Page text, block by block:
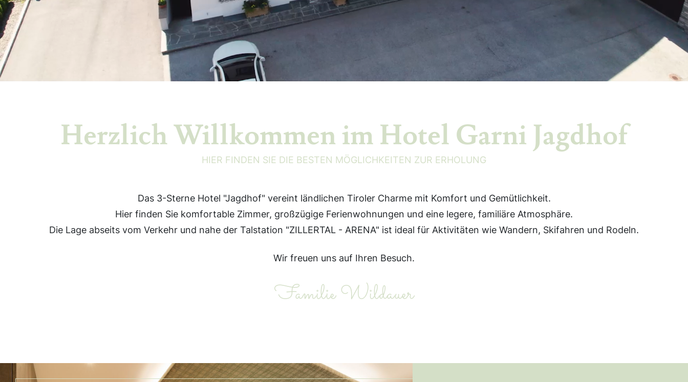
Herzlich Willkommen im Hotel Garni Jagdhof
HIER FINDEN SIE DIE BESTEN MÖGLICHKEITEN ZUR ERHOLUNG
Das 3-Sterne Hotel "Jagdhof" vereint ländlichen Tiroler Charme mit Komfort und Gemütlichkeit.
Hier finden Sie komfortable Zimmer, großzügige Ferienwohnungen und eine legere, familiäre Atmosphäre.
Die Lage abseits vom Verkehr und nahe der Talstation "ZILLERTAL - ARENA" ist ideal für Aktivitäten wie Wandern, Skifahren und Rodeln.
Wir freuen uns auf Ihren Besuch.
Familie Wildauer